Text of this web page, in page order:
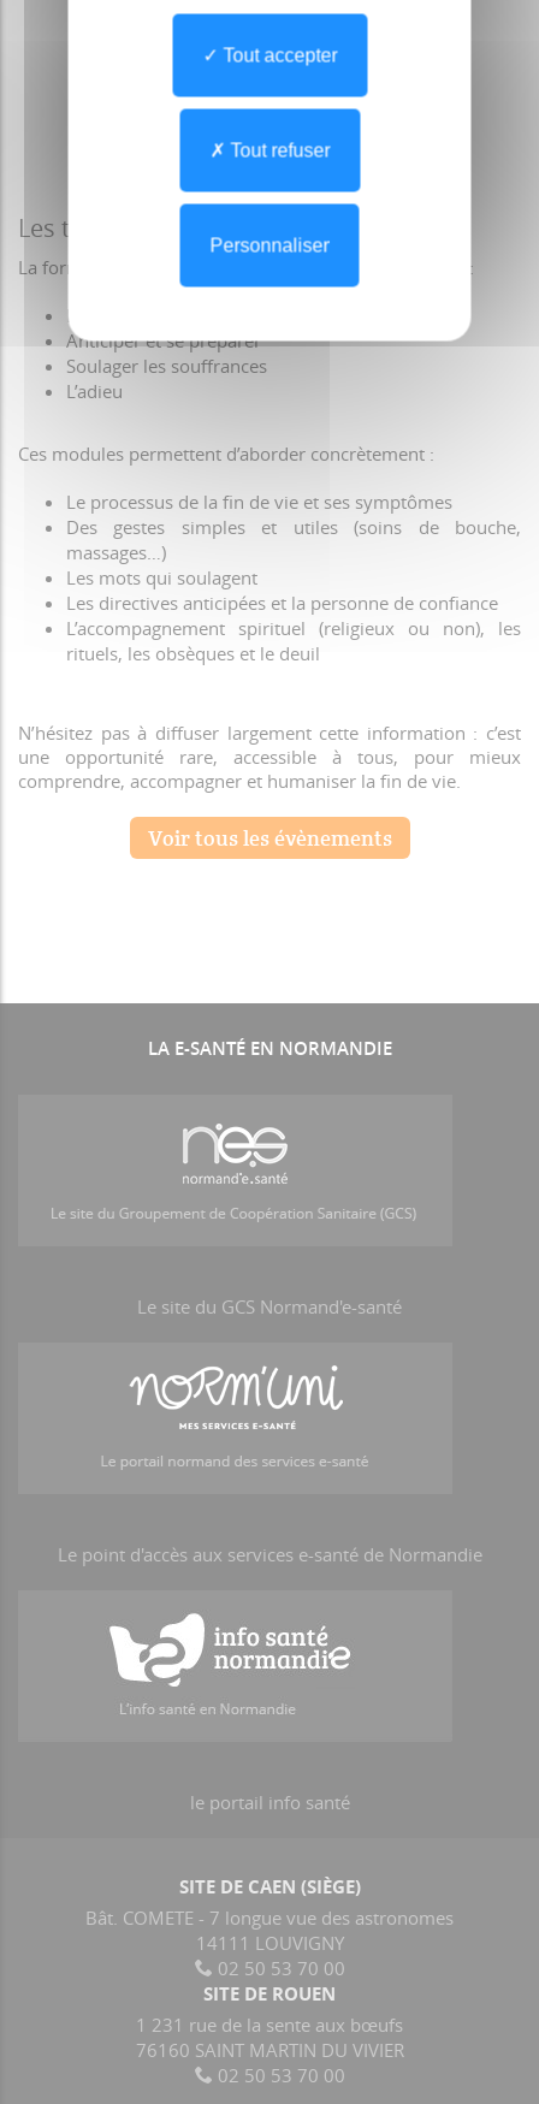
Les thèmes abordés
La formation est structurée autour de quatre modules :
La mort fait partie de la vie
Anticiper et se préparer
Soulager les souffrances
L’adieu
Ces modules permettent d’aborder concrètement :
Le processus de la fin de vie et ses symptômes
Des gestes simples et utiles (soins de bouche,
massages…)
Les mots qui soulagent
Les directives anticipées et la personne de confiance
L’accompagnement spirituel (religieux ou non), les
rituels, les obsèques et le deuil
N’hésitez pas à diffuser largement cette information : c’est
une opportunité rare, accessible à tous, pour mieux
comprendre, accompagner et humaniser la fin de vie.
Voir tous les évènements
LA E-SANTÉ EN NORMANDIE
Le site du GCS Normand'e-santé
Le point d'accès aux services e-santé de Normandie
le portail info santé
SITE DE CAEN (SIÈGE)
Bât. COMETE - 7 longue vue des astronomes
14111 LOUVIGNY
02 50 53 70 00
SITE DE ROUEN
1 231 rue de la sente aux bœufs
76160 SAINT MARTIN DU VIVIER
02 50 53 70 00
Tout accepter
Tout refuser
Personnaliser